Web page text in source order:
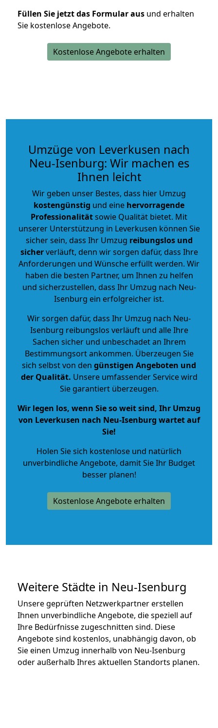
Füllen Sie jetzt das Formular aus und erhalten
Sie kostenlose Angebote.
Kostenlose Angebote erhalten
Umzüge von Leverkusen nach
Neu-Isenburg: Wir machen es
Ihnen leicht
Wir geben unser Bestes, dass hier Umzug
kostengünstig und eine hervorragende
Professionalitätsowie Qualität bietet. Mit
unserer Unterstützung in Leverkusen können Sie
sicher sein, dass Ihr Umzug reibungslos und
sicherverläuft, denn wir sorgen dafür, dass Ihre
Anforderungen und Wünsche erfüllt werden. Wir
haben die besten Partner, um Ihnen zu helfen
und sicherzustellen, dass Ihr Umzug nach Neu-
Isenburg ein erfolgreicher ist.
Wir sorgen dafür, dass Ihr Umzug nach Neu-
Isenburg reibungslos verläuft und alle Ihre
Sachen sicher und unbeschadet an Ihrem
Bestimmungsort ankommen. Überzeugen Sie
sich selbst von den günstigen Angeboten und
der Qualität. Unsere umfassender Service wird
Sie garantiert überzeugen.
Wir legen los, wenn Sie so weit sind, Ihr Umzug
von Leverkusen nach Neu-Isenburg wartet auf
Sie!
Holen Sie sich kostenlose und natürlich
unverbindliche Angebote, damit Sie Ihr Budget
besser planen!
Kostenlose Angebote erhalten
Weitere Städte in Neu-Isenburg
Unsere geprüften Netzwerkpartner erstellen
Ihnen unverbindliche Angebote, die speziell auf
Ihre Bedürfnisse zugeschnitten sind. Diese
Angebote sind kostenlos, unabhängig davon, ob
Sie einen Umzug innerhalb von Neu-Isenburg
oder außerhalb Ihres aktuellen Standorts planen.